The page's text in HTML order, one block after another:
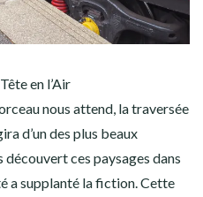
en l’Air
nous attend, la traversée
d’un des plus beaux
découvert ces paysages dans
a supplanté la fiction. Cette